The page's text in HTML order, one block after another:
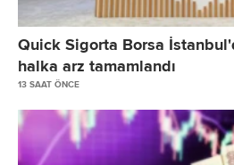
Quick Sigorta Borsa
halka arz tamamlandı
13 SAAT ÖNCE